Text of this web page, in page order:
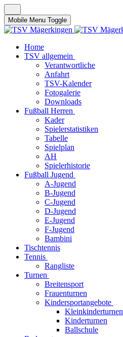
Mobile Menu Toggle
Home
TSV allgemein
Verantwortliche
Anfahrt
TSV-Kalender
Fotogalerie
Downloads
Fußball Herren
Kader
Spielerstatistiken
Tabelle
Spielplan
AH
Spielerhistorie
Fußball Jugend
A-Jugend
B-Jugend
C-Jugend
D-Jugend
E-Jugend
F-Jugend
Bambini
Tischtennis
Tennis
Rangliste
Turnen
Breitensport
Frauenturnen
Kindersportangebote
Kleinkinderturnen
Kinderturnen
Ballschule